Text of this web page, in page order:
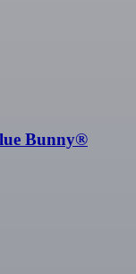
Bunny®